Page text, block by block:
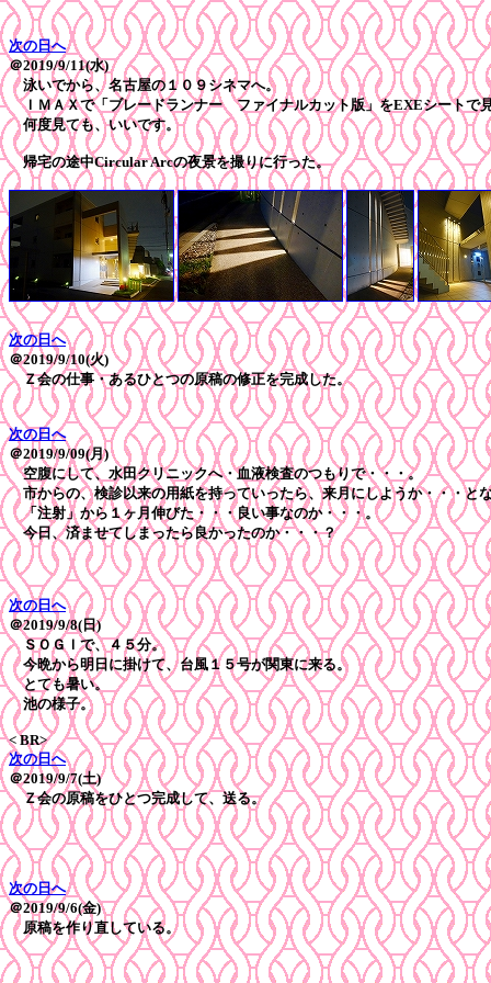
次の日へ
＠2019/9/11(水)
泳いでから、名古屋の１０９シネマへ。
ＩＭＡＸで「ブレードランナー ファイナルカット版」をEXEシートで
何度見ても、いいです。
帰宅の途中Circular Arcの夜景を撮りに行った。
次の日へ
＠2019/9/10(火)
Ｚ会の仕事・あるひとつの原稿の修正を完成した。
次の日へ
＠2019/9/09(月)
空腹にして、水田クリニックへ・血液検査のつもりで・・・。
市からの、検診以来の用紙を持っていったら、来月にしようか・・・と
「注射」から１ヶ月伸びた・・・良い事なのか・・・。
今日、済ませてしまったら良かったのか・・・？
次の日へ
＠2019/9/8(日)
ＳＯＧＩで、４５分。
今晩から明日に掛けて、台風１５号が関東に来る。
とても暑い。
池の様子。
< BR>
次の日へ
＠2019/9/7(土)
Ｚ会の原稿をひとつ完成して、送る。
次の日へ
＠2019/9/6(金)
原稿を作り直している。